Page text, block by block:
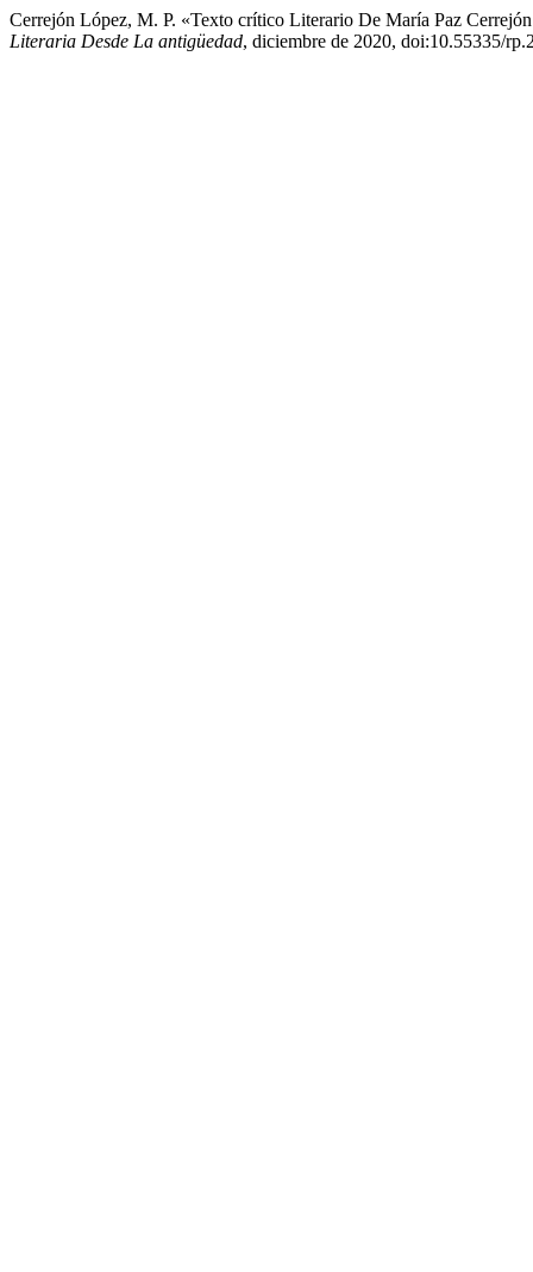
Cerrejón López, M. P. «Texto crítico Literario De María Paz
Literaria Desde La antigüedad, diciembre de 2020, doi:10.55335/